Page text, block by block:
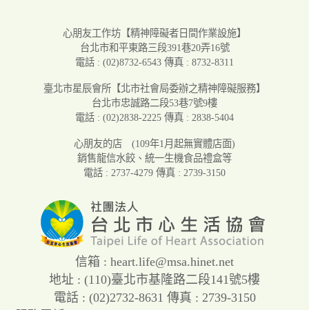
心朋友工作坊 【精神障礙者日間作業設施】
台北市和平東路三段391巷20弄16號
電話 : (02)8732-6543 傳真 : 8732-8311
臺北市星辰會所 【北市社會局委辦之精神障礙服務】
台北市忠誠路二段53巷7號9樓
電話 : (02)2838-2225 傳真 : 2838-5404
心朋友的店 (109年1月起無實體店面)
銷售龍信水餃、統一生機食品禮盒等
電話 : 2737-4279 傳真 : 2739-3150
信箱 : heart.life@msa.hinet.net
地址 : (110)臺北市基隆路二段141號5樓
電話 : (02)2732-8631 傳真 : 2739-3150